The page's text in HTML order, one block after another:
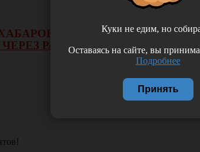
НЕ БУДЕТ
РАСЧЕТНЫЙ СЧЕТ.
Куки не едим, но
Оставаясь на сайте, вы
Подробнее
Принять